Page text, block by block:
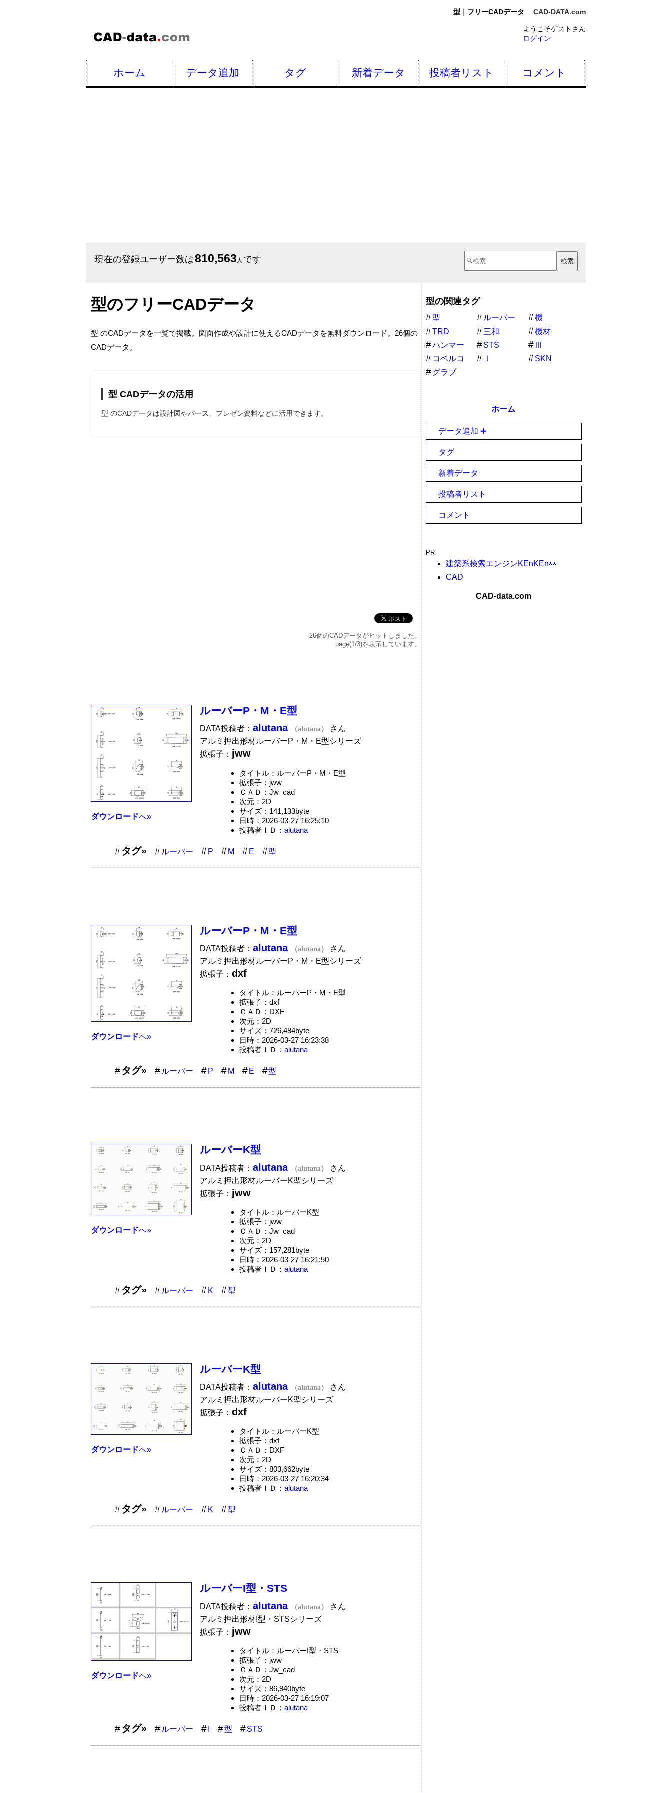
型｜フリーCADデータ CAD-DATA.com
ようこそゲストさん
ログイン
ホーム データ追加 タグ 新着データ 投稿者リスト コメント
現在の登録ユーザー数は810,563 人 です
型のフリーCADデータ
型 のCADデータを一覧で掲載。図面作成や設計に使えるCADデータを無料ダウンロード。26個の
CADデータ。
型 CADデータの活用
型 のCADデータは設計図やパース、プレゼン資料などに活用できます。
26個のCADデータがヒットしました。
page(1/3)を表示しています。
ダウンロードへ»
ルーバーP・M・E型
DATA投稿者： alutana （alutana）
さん
アルミ押出形材ルーバーP・M・E型シリーズ
拡張子： jww
タイトル：ルーバーP・M・E型
拡張子：jww
ＣＡＤ：Jw_cad
次元：2D
サイズ：141,133byte
日時：2026-03-27 16:25:10
投稿者ＩＤ： alutana
タグ» ルーバー P M E 型
ダウンロードへ»
ルーバーP・M・E型
DATA投稿者： alutana （alutana）
さん
アルミ押出形材ルーバーP・M・E型シリーズ
拡張子： dxf
タイトル：ルーバーP・M・E型
拡張子：dxf
ＣＡＤ：DXF
次元：2D
サイズ：726,484byte
日時：2026-03-27 16:23:38
投稿者ＩＤ： alutana
タグ» ルーバー P M E 型
ダウンロードへ»
ルーバーK型
DATA投稿者： alutana （alutana）
さん
アルミ押出形材ルーバーK型シリーズ
拡張子： jww
タイトル：ルーバーK型
拡張子：jww
ＣＡＤ：Jw_cad
次元：2D
サイズ：157,281byte
日時：2026-03-27 16:21:50
投稿者ＩＤ： alutana
タグ» ルーバー K 型
ダウンロードへ»
ルーバーK型
DATA投稿者： alutana （alutana）
さん
アルミ押出形材ルーバーK型シリーズ
拡張子： dxf
タイトル：ルーバーK型
拡張子：dxf
ＣＡＤ：DXF
次元：2D
サイズ：803,662byte
日時：2026-03-27 16:20:34
投稿者ＩＤ： alutana
タグ» ルーバー K 型
ダウンロードへ»
ルーバーI型・STS
DATA投稿者： alutana （alutana）
さん
アルミ押出形材I型・STSシリーズ
拡張子： jww
タイトル：ルーバーI型・STS
拡張子：jww
ＣＡＤ：Jw_cad
次元：2D
サイズ：86,940byte
日時：2026-03-27 16:19:07
投稿者ＩＤ： alutana
タグ» ルーバー 型 STS
型の関連タグ
型 ルーバー
機
TRD
三和
機材
ハンマー
STS
Ⅲ
コベルコ
Ⅰ
SKN
グラブ
ホーム
データ追加 ➕
タグ
新着データ
投稿者リスト
コメント
PR
建築系検索エンジンKEnKEn👀
CAD
CAD-data.com